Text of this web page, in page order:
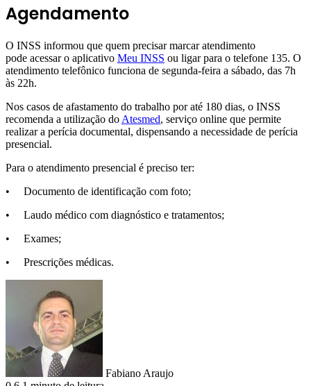
Agendamento
O INSS informou que quem precisar marcar atendimento
pode acessar o aplicativo Meu INSS ou ligar para o telefone 135. O
atendimento telefônico funciona de segunda-feira a sábado, das 7h
às 22h.
Nos casos de afastamento do trabalho por até 180 dias, o INSS
recomenda a utilização do Atesmed, serviço online que permite
realizar a perícia documental, dispensando a necessidade de perícia
presencial.
Para o atendimento presencial é preciso ter:
• Documento de identificação com foto;
• Laudo médico com diagnóstico e tratamentos;
• Exames;
• Prescrições médicas.
Fabiano Araujo